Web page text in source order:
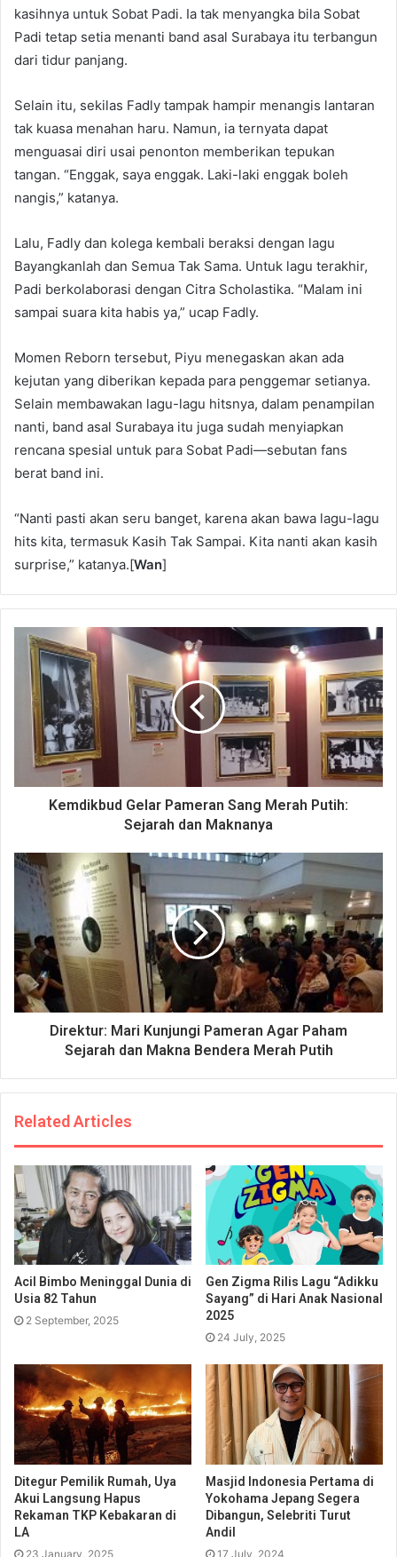
kasihnya untuk Sobat Padi. Ia tak menyangka bila Sobat
Padi tetap setia menanti band asal Surabaya itu terbangun
dari tidur panjang.
Selain itu, sekilas Fadly tampak hampir menangis lantaran
tak kuasa menahan haru. Namun, ia ternyata dapat
menguasai diri usai penonton memberikan tepukan
tangan. “Enggak, saya enggak. Laki-laki enggak boleh
nangis,” katanya.
Lalu, Fadly dan kolega kembali beraksi dengan lagu
Bayangkanlah dan Semua Tak Sama. Untuk lagu terakhir,
Padi berkolaborasi dengan Citra Scholastika. “Malam ini
sampai suara kita habis ya,” ucap Fadly.
Momen Reborn tersebut, Piyu menegaskan akan ada
kejutan yang diberikan kepada para penggemar setianya.
Selain membawakan lagu-lagu hitsnya, dalam penampilan
nanti, band asal Surabaya itu juga sudah menyiapkan
rencana spesial untuk para Sobat Padi—sebutan fans
berat band ini.
“Nanti pasti akan seru banget, karena akan bawa lagu-lagu
hits kita, termasuk Kasih Tak Sampai. Kita nanti akan kasih
surprise,” katanya.[Wan]
Kemdikbud Gelar Pameran Sang Merah Putih:
Sejarah dan Maknanya
Direktur: Mari Kunjungi Pameran Agar Paham
Sejarah dan Makna Bendera Merah Putih
Related Articles
Acil Bimbo Meninggal Dunia di
Usia 82 Tahun
2 September, 2025
Gen Zigma Rilis Lagu “Adikku
Sayang” di Hari Anak Nasional
2025
24 July, 2025
Ditegur Pemilik Rumah, Uya
Akui Langsung Hapus
Rekaman TKP Kebakaran di
LA
23 January, 2025
Masjid Indonesia Pertama di
Yokohama Jepang Segera
Dibangun, Selebriti Turut
Andil
17 July, 2024